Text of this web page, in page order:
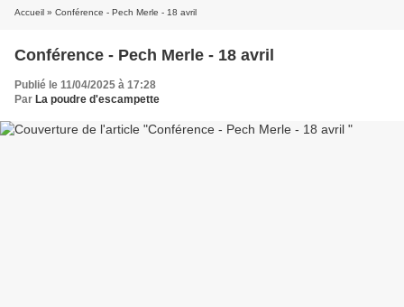
Accueil » Conférence - Pech Merle - 18 avril
Conférence - Pech Merle - 18 avril
Publié le 11/04/2025 à 17:28
Par La poudre d'escampette